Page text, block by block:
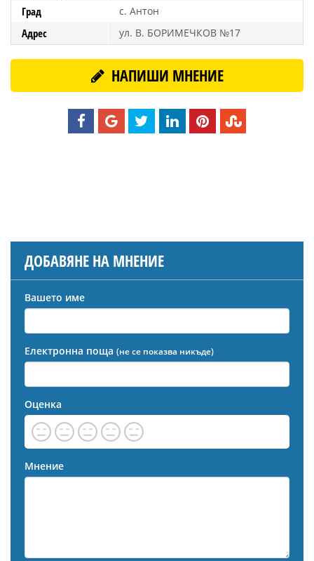
Град с. Антон
Адрес ул. В. БОРИМЕЧКОВ №17
НАПИШИ МНЕНИЕ
ДОБАВЯНЕ НА МНЕНИЕ
Вашето име
Електронна поща (не се показва никъде)
Оценка
Мнение